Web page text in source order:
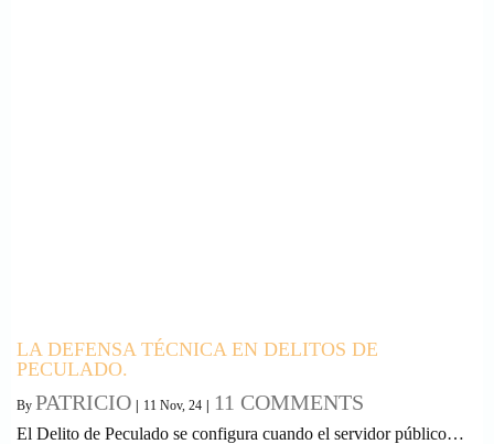
LA DEFENSA TÉCNICA EN DELITOS DE
PECULADO.
By PATRICIO | 11 Nov, 24 | 11 COMMENTS
El Delito de Peculado se configura cuando el servidor público…